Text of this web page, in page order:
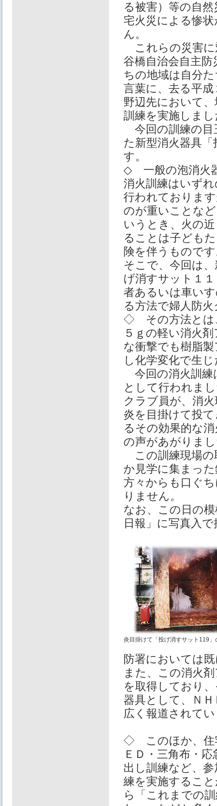
る被害）等の自
宅火災による惨
ん。
これらの災害に
谷橋自治会自主
ちの地域は自分
言葉に、去る平
野辺先において
訓練を実施しま
今回の訓練の目
た新型消火器具
す。
◇ 一般の泡消火
消火訓練はいず
行われておりま
のが重いことな
いうとき、火の
ることは子ども
険を伴うもので
そこで、今回は
げ消すサット１
者あるいは車い
る方法で婦人防
◇ その方法とは
５ｇの軽い消火
な衝撃でも樹脂
し化学変化で生
今回の消火訓練
として行われま
クラブ員が、消
炎を目掛けて投
るその効果的な
の声があがりま
この訓練現場の
か見学に集まっ
方々からも口ぐ
りません。
なお、この日の
日報」に写真入
炎目掛けて「投げ消すサット119」
防署においては
また、この消火
を取得しており
器具として、Ｎ
広く報道されて
◇ このほか、住
ＥＤ・三角布・
出し訓練など、
練を実施するこ
ら「これまでの